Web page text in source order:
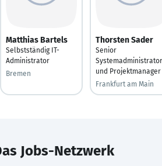
Matthias Bartels
Selbstständig IT-
Administrator
Bremen
Thorsten Sader
Senior
Systemadministrator
und Projektmanager
Frankfurt am Main
Jobs-Netzwerk